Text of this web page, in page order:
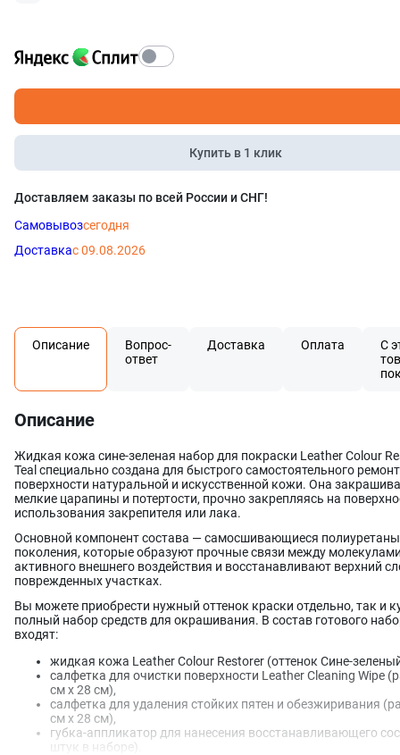
Купить в 1 клик
Доставляем заказы по всей России и СНГ!
Самовывозсегодня
Доставкас 09.08.2026
Описание
Вопрос-
ответ
Доставка Оплата
С
Описание
Жидкая кожа сине-зеленая набор для покраски Leather Colour
Teal специально создана для быстрого самостоятельного
поверхности натуральной и искусственной кожи. Она
мелкие царапины и потертости, прочно закрепляясь на
использования закрепителя или лака.
Основной компонент состава — самосшивающиеся
поколения, которые образуют прочные связи между
активного внешнего воздействия и восстанавливают верхний
поврежденных участках.
Вы можете приобрести нужный оттенок краски отдельно, так и
полный набор средств для окрашивания. В состав готового
входят:
жидкая кожа Leather Colour Restorer (оттенок Сине-
салфетка для очистки поверхности Leather Cleaning Wipe
см x 28 см),
салфетка для удаления стойких пятен и обезжиривания
см x 28 см),
губка-аппликатор для нанесения восстанавливающего
штук в наборе).